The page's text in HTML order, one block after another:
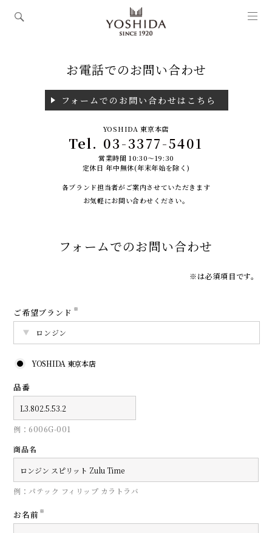
お電話でのお問い合わせ
フォームでのお問い合わせはこちら
YOSHIDA 東京本店
Tel. 03-3377-5401
営業時間 10:30～19:30
定休日 年中無休(年末年始を除く)
各ブランド担当者がご案内させていただきます
お気軽にお問い合わせください。
フォームでのお問い合わせ
※は必須項目です。
ご希望ブランド ※
YOSHIDA 東京本店
品番
例：6006G-001
商品名
例：パテック フィリップ カラトラバ
お名前 ※